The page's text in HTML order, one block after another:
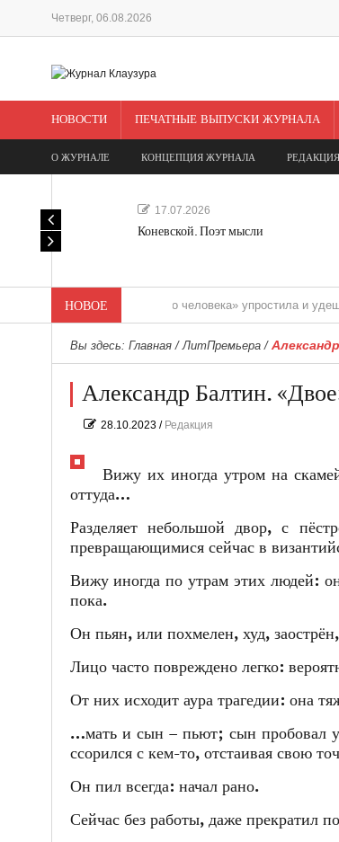
Четверг, 06.08.2026
НОВОСТИ ПЕЧАТНЫЕ ВЫПУСКИ ЖУРНАЛА
О ЖУРНАЛЕ КОНЦЕПЦИЯ ЖУРНАЛА РЕДАКЦИЯ
17.07.2026
Коневской. Поэт мысли
НОВОЕ
«Редакция одного человека» упростила и удешевила
Вы здесь: Главная/ ЛитПремьера/
Александр Балтин.
28.10.2023/ Редакция
Вижу их иногда утром на
оттуда…
Разделяет небольшой двор, с
превращающимися сейчас в
Вижу иногда по утрам этих людей:
пока.
Он пьян, или похмелен, худ,
Лицо часто повреждено легко:
От них исходит аура трагедии: она
…мать и сын – пьют; сын пробовал
ссорился с кем-то, отстаивая свою
Он пил всегда: начал рано.
Сейчас без работы, даже прекратил